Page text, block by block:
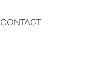
CONTACT